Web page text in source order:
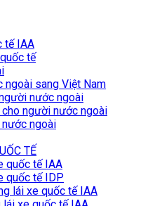
tế IAA
tế
sang Việt Nam
nước ngoài
người nước ngoài
ngoài
TẾ
quốc tế IAA
quốc tế IDP
lái xe quốc tế IAA